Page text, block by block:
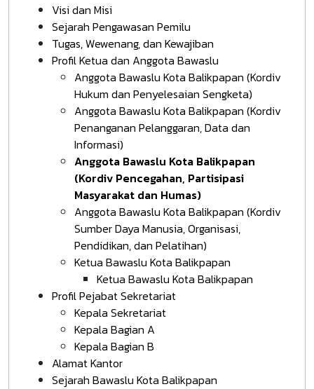
Visi dan Misi
Sejarah Pengawasan Pemilu
Tugas, Wewenang, dan Kewajiban
Profil Ketua dan Anggota Bawaslu
Anggota Bawaslu Kota Balikpapan (Kordiv
Hukum dan Penyelesaian Sengketa)
Anggota Bawaslu Kota Balikpapan (Kordiv
Penanganan Pelanggaran, Data dan
Informasi)
Anggota Bawaslu Kota Balikpapan
(Kordiv Pencegahan, Partisipasi
Masyarakat dan Humas)
Anggota Bawaslu Kota Balikpapan (Kordiv
Sumber Daya Manusia, Organisasi,
Pendidikan, dan Pelatihan)
Ketua Bawaslu Kota Balikpapan
Ketua Bawaslu Kota Balikpapan
Profil Pejabat Sekretariat
Kepala Sekretariat
Kepala Bagian A
Kepala Bagian B
Alamat Kantor
Sejarah Bawaslu Kota Balikpapan